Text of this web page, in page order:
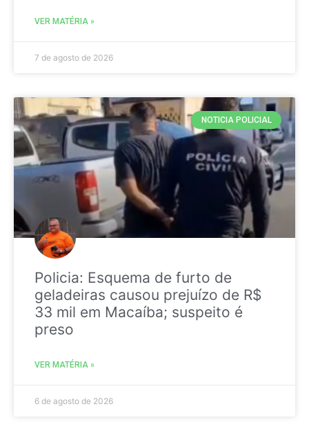
VER MATÉRIA »
7 de agosto de 2026
NOTICIA POLICIAL
Policia: Esquema de furto de
geladeiras causou prejuízo de R$
33 mil em Macaíba; suspeito é
preso
VER MATÉRIA »
6 de agosto de 2026